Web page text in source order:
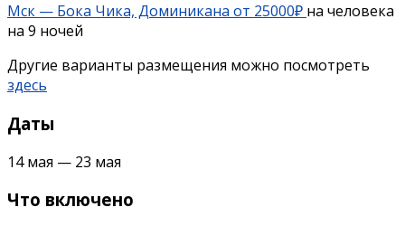
Мск — Бока Чика, Доминикана от 25000₽ на человека
на 9 ночей
Другие варианты размещения можно посмотреть
здесь
Даты
14 мая — 23 мая
Что включено